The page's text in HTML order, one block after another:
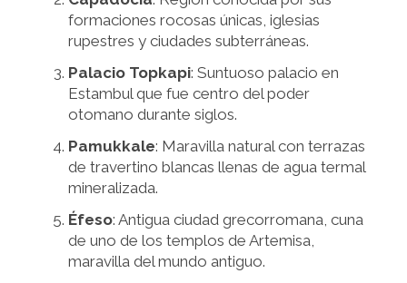
formaciones rocosas únicas, iglesias
rupestres y ciudades subterráneas.
Palacio Topkapi: Suntuoso palacio en
Estambul que fue centro del poder
otomano durante siglos.
Pamukkale: Maravilla natural con terrazas
de travertino blancas llenas de agua termal
mineralizada.
Éfeso: Antigua ciudad grecorromana, cuna
de uno de los templos de Artemisa,
maravilla del mundo antiguo.